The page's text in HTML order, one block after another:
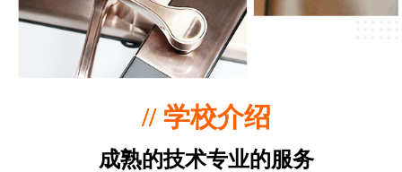
// 学校介绍
成熟的技术专业的服务